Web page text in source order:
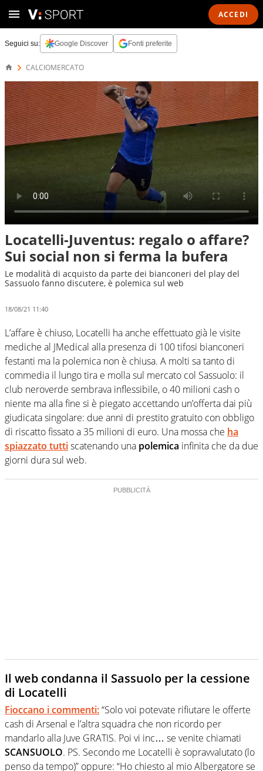
ACCEDI
Seguici su: Google Discover Fonti preferite
CALCIOMERCATO
Locatelli-Juventus: regalo o affare?
Sui social non si ferma la bufera
Le modalità di acquisto da parte dei bianconeri del play del
Sassuolo fanno discutere, è polemica sul web
18/08/21 11:40
L’affare è chiuso, Locatelli ha anche effettuato già le visite
mediche al JMedical alla presenza di 100 tifosi bianconeri
festanti ma la polemica non è chiusa. A molti sa tanto di
commedia il lungo tira e molla sul mercato col Sassuolo: il
club neroverde sembrava inflessibile, o 40 milioni cash o
niente ma alla fine si è piegato accettando un’offerta dai più
giudicata singolare: due anni di prestito gratuito con obbligo
di riscatto fissato a 35 milioni di euro. Una mossa che ha
spiazzato tuttiscatenando una polemica infinita che da due
giorni dura sul web.
Il web condanna il Sassuolo per la cessione
di Locatelli
Fioccano i commenti:“Solo voi potevate rifiutare le offerte
cash di Arsenal e l’altra squadra che non ricordo per
mandarlo alla Juve GRATIS. Poi vi inc… se venite chiamati
SCANSUOLO. PS. Secondo me Locatelli è sopravvalutato (lo
penso da tempo)” oppure: “Ho chiesto al mio Albergatore se